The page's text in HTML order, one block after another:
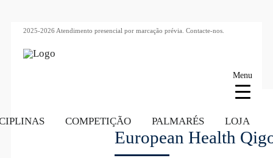
2025-2026 Atendimento presencial por marcação prévia. Contacte-nos.
COMPETIÇÃO PALMARÉS LOJA
European Health
Menu